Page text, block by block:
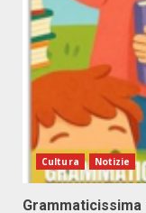
Cultura Notizie
Grammaticissima